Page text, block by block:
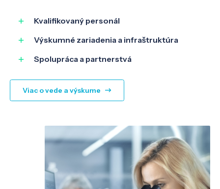
Kontakt
Kvalifikovaný personál
Výskumné zariadenia a infraštruktúra
Spolupráca a partnerstvá
Viac o vede a výskume